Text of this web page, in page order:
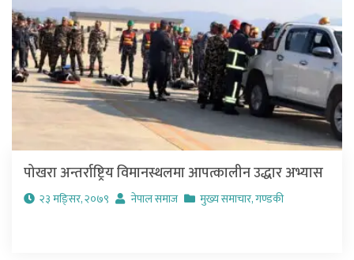
पोखरा अन्तर्राष्ट्रिय विमानस्थलमा आपत्कालीन उद्धार अभ्यास
२३ मङि्सर, २०७९ नेपाल समाज मुख्य समाचार,गण्डकी